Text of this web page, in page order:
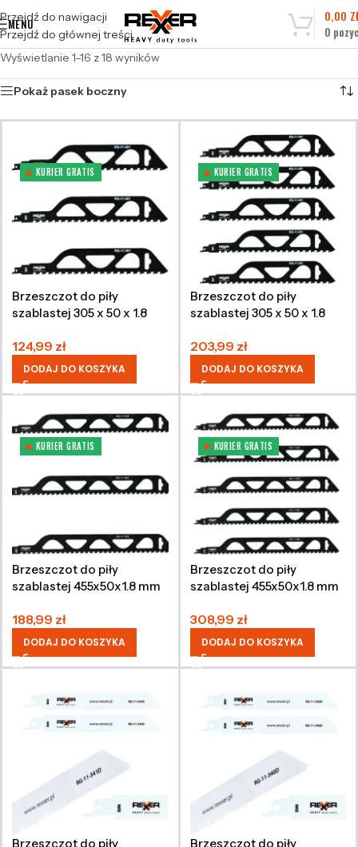
Przejdź do nawigacji
Przejdź do głównej treści
MENU
0
0,00
Wyświetlanie 1–16 z 18 wyników
Pokaż pasek boczny
KURIER GRATIS
Brzeszczot do piły
szablastej 305 x 50 x 1.8
124,99 zł
DODAJ DO KOSZYKA
KURIER GRATIS
Brzeszczot do piły
szablastej 305 x 50 x 1.8
203,99 zł
DODAJ DO KOSZYKA
KURIER GRATIS
Brzeszczot do piły
szablastej 455x50x1.8 mm
188,99 zł
DODAJ DO KOSZYKA
KURIER GRATIS
Brzeszczot do piły
szablastej 455x50x1.8 mm
308,99 zł
DODAJ DO KOSZYKA
Brzeszczot do piły
Brzeszczot do piły